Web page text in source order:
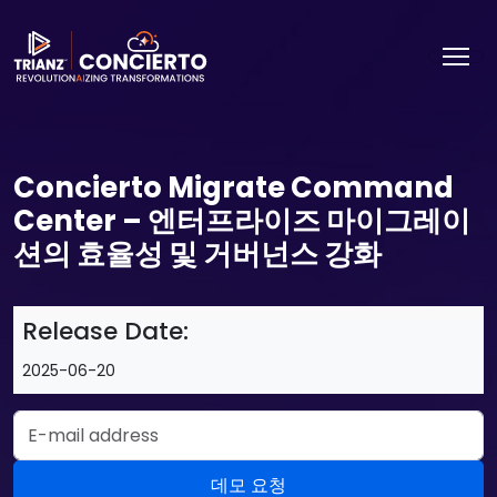
Concierto Migrate Command
Center – 엔터프라이즈 마이그레이
션의 효율성 및 거버넌스 강화
Release Date:
2025-06-20
Email Address